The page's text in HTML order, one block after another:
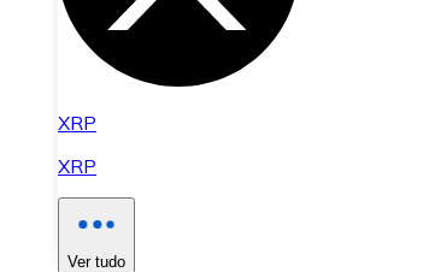
XRP
XRP
Ver tudo